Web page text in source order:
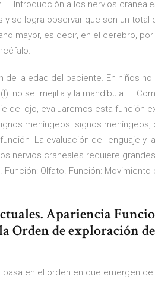
Introducción a los nervios
se logra observar que son un total
mayor, es decir, en el cerebro,
de la edad del paciente. En niños
no se mejilla y la mandíbula. –
del ojo, evaluaremos esta función
meníngeos. signos
La evaluación del lenguaje y
nervios craneales requiere
Olfato. Función: Movimiento
Apariencia
Orden de exploración
en el orden en que emergen